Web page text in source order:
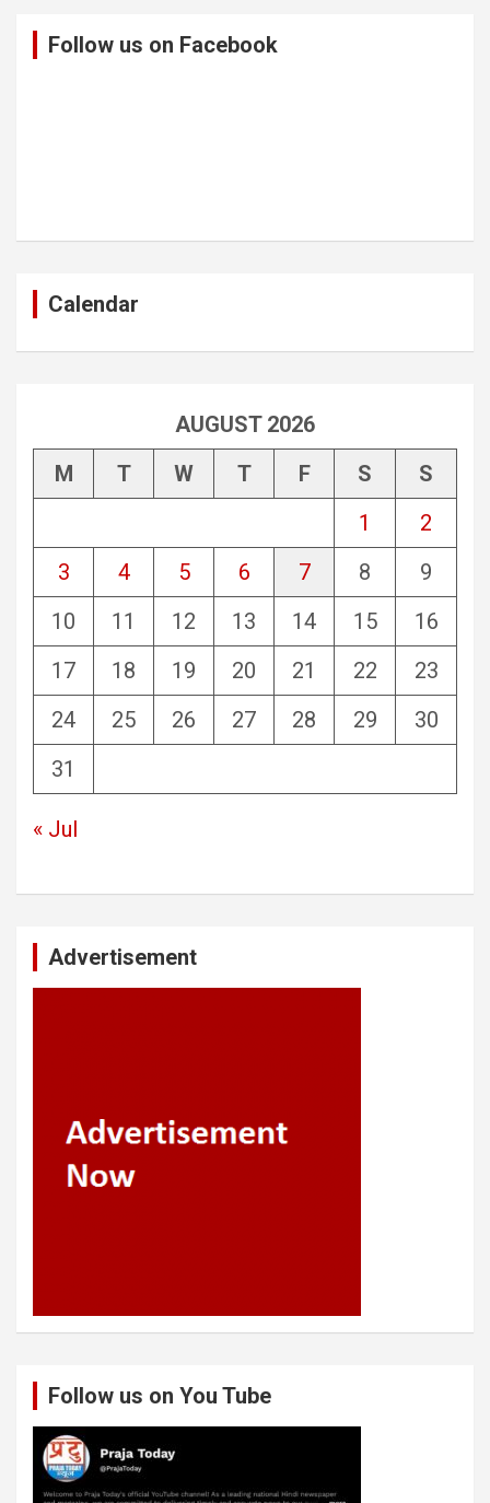
Follow us on Facebook
Calendar
AUGUST 2026
M
T W T F S
S
1
2
3
4 5 6 7 8
9
10
11 12 13 14 15
16
17
18 19 20 21 22
23
24
25 26 27 28 29
30
31
« Jul
Advertisement
Follow us on You Tube